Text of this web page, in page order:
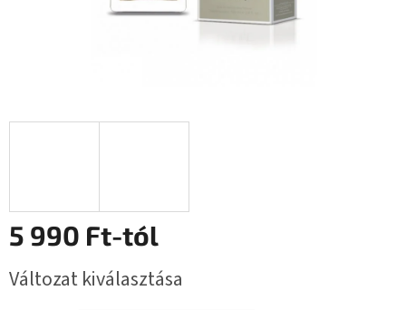
5 990 Ft-tól
Változat kiválasztása